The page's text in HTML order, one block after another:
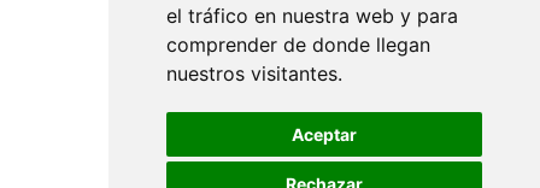
el tráfico en nuestra web y para
comprender de donde llegan
nuestros visitantes.
Aceptar
Rechazar